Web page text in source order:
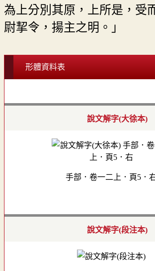
為上分別其原，上所是，受
尉挈令，揚主之明。」
形體資料表
說文解字(大徐本)
手部．卷一二上．頁5．
說文解字(段注本)